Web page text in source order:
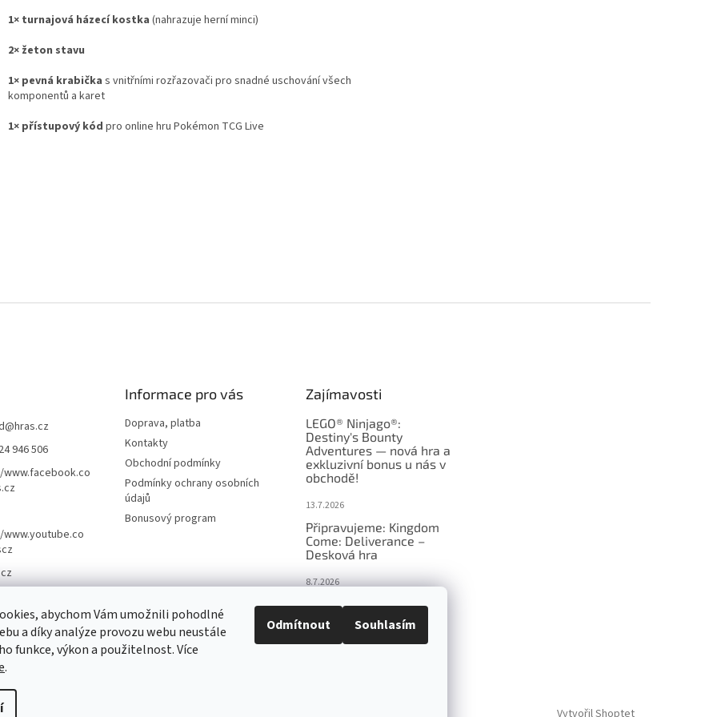
abychom Vám umožnili pohodlné
a díky analýze provozu webu neustále
funkce, výkon a použitelnost. Více
.
Odmítnout Souhlasím
1× turnajová házecí kostka (nahrazuje herní minci)
2× žeton stavu
1× pevná krabička s vnitřními rozřazovači pro snadné uschování všech
komponentů a karet
1× přístupový kód pro online hru Pokémon TCG Live
@hras.cz
946 506
Informace pro vás
Doprava, platba
Kontakty
Obchodní podmínky
Podmínky ochrany osobních
údajů
Bonusový program
Zajímavosti
LEGO® Ninjago®:
Destiny's Bounty
Adventures — nová hra a
exkluzivní bonus u nás v
obchodě!
13.7.2026
Připravujeme: Kingdom
Come: Deliverance –
Desková hra
8.7.2026
Nejlepší deskové hry:
výběr, který frčí v celém
Česku
Vytvořil Shoptet
cookies